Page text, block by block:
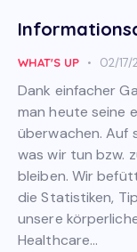
WHAT'S UP 02/17/
Dank einfacher
man heute seine
überwachen. Auf
was wir tun bzw.
bleiben. Wir
die Statistiken,
unsere
Healthcare…